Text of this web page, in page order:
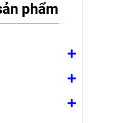
phẩm